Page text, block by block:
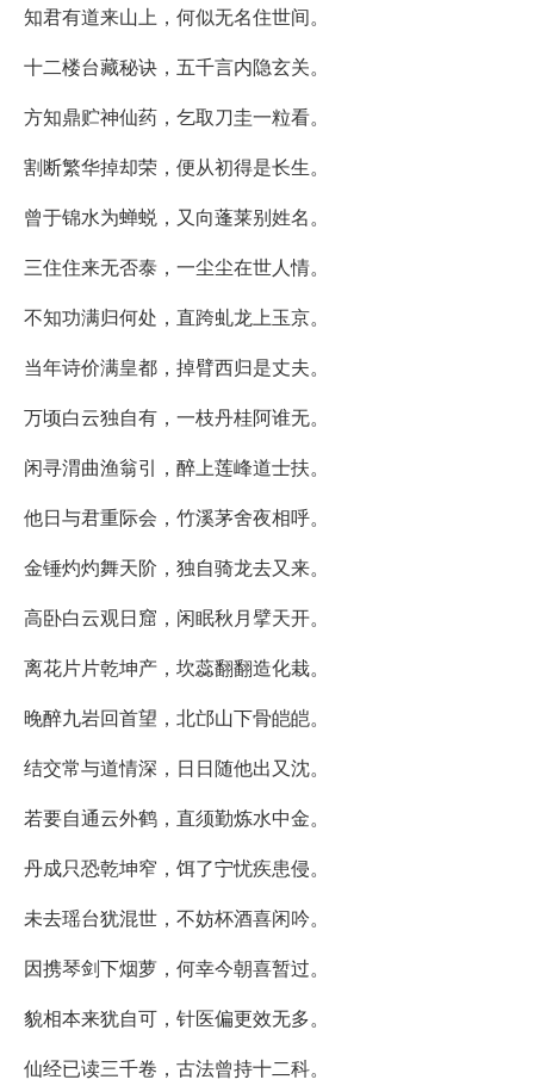
知君有道来山上，何似无名住世间。
十二楼台藏秘诀，五千言内隐玄关。
方知鼎贮神仙药，乞取刀圭一粒看。
割断繁华掉却荣，便从初得是长生。
曾于锦水为蝉蜕，又向蓬莱别姓名。
三住住来无否泰，一尘尘在世人情。
不知功满归何处，直跨虬龙上玉京。
当年诗价满皇都，掉臂西归是丈夫。
万顷白云独自有，一枝丹桂阿谁无。
闲寻渭曲渔翁引，醉上莲峰道士扶。
他日与君重际会，竹溪茅舍夜相呼。
金锤灼灼舞天阶，独自骑龙去又来。
高卧白云观日窟，闲眠秋月擘天开。
离花片片乾坤产，坎蕊翻翻造化栽。
晚醉九岩回首望，北邙山下骨皑皑。
结交常与道情深，日日随他出又沈。
若要自通云外鹤，直须勤炼水中金。
丹成只恐乾坤窄，饵了宁忧疾患侵。
未去瑶台犹混世，不妨杯酒喜闲吟。
因携琴剑下烟萝，何幸今朝喜暂过。
貌相本来犹自可，针医偏更效无多。
仙经已读三千卷，古法曾持十二科。